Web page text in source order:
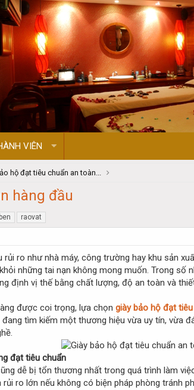
VIÊN
hộ đạt tiêu chuẩn an toàn...
hàng đầu
raovat
ro như nhà máy, công trường hay khu sản
những tai nạn không mong muốn. Trong số
định vị thế bằng chất lượng, độ an toàn và
được coi trọng, lựa chọn giày bảo hộ đạt
tìm kiếm một thương hiệu vừa uy tín, vừa
đạt tiêu chuẩn
dễ bị tổn thương nhất trong quá trình làm
ro lớn nếu không có biện pháp phòng tránh